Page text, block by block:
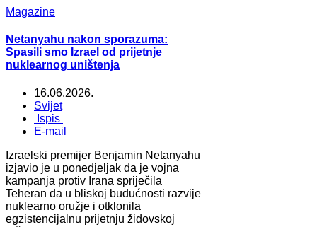
Magazine
Netanyahu nakon sporazuma:
Spasili smo Izrael od prijetnje
nuklearnog uništenja
16.06.2026.
Svijet
Ispis
E-mail
Izraelski premijer Benjamin Netanyahu
izjavio je u ponedjeljak da je vojna
kampanja protiv Irana spriječila
Teheran da u bliskoj budućnosti razvije
nuklearno oružje i otklonila
egzistencijalnu prijetnju židovskoj